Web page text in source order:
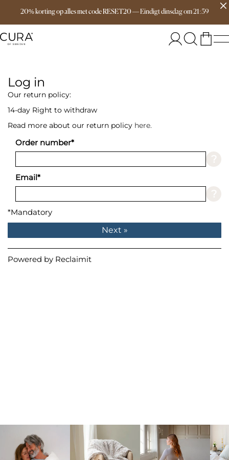
20% korting op alles met code RESET20—Eindigtdinsdagom21:59
Free delivery over 149€